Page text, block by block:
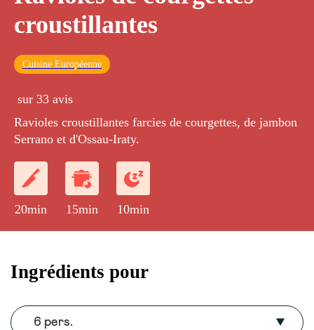
croustillantes
Cuisine Européenne
sur 33 avis
Ravioles croustillantes farcies de courgettes, de jambon
Serrano et d'Ossau-Iraty.
20min 15min 10min
Ingrédients pour
6 pers.